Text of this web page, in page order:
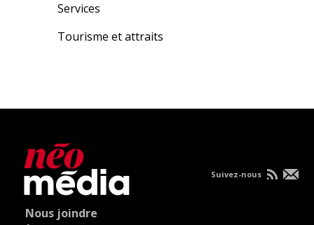
Services
Tourisme et attraits
Nous joindre
Suivez-nous